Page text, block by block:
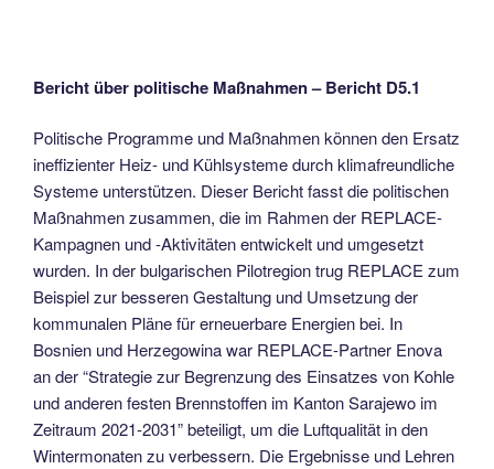
Bericht über politische Maßnahmen – Bericht D5.1
Politische Programme und Maßnahmen können den Ersatz
ineffizienter Heiz- und Kühlsysteme durch klimafreundliche
Systeme unterstützen. Dieser Bericht fasst die politischen
Maßnahmen zusammen, die im Rahmen der REPLACE-
Kampagnen und -Aktivitäten entwickelt und umgesetzt
wurden. In der bulgarischen Pilotregion trug REPLACE zum
Beispiel zur besseren Gestaltung und Umsetzung der
kommunalen Pläne für erneuerbare Energien bei. In
Bosnien und Herzegowina war REPLACE-Partner Enova
an der “Strategie zur Begrenzung des Einsatzes von Kohle
und anderen festen Brennstoffen im Kanton Sarajewo im
Zeitraum 2021-2031” beteiligt, um die Luftqualität in den
Wintermonaten zu verbessern. Die Ergebnisse und Lehren